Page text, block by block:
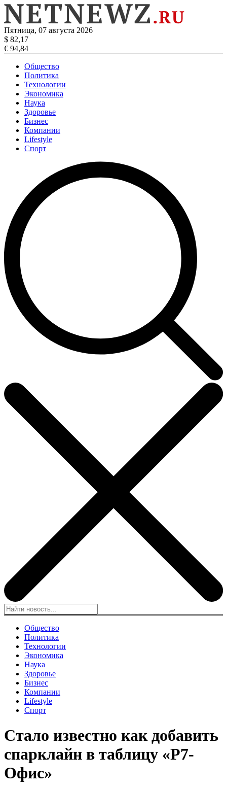
Пятница, 07 августа 2026
$ 82,17
€ 94,84
Общество
Политика
Технологии
Экономика
Наука
Здоровье
Бизнес
Компании
Lifestyle
Спорт
Общество
Политика
Технологии
Экономика
Наука
Здоровье
Бизнес
Компании
Lifestyle
Спорт
Стало известно как добавить
спарклайн в таблицу «Р7-
Офис»